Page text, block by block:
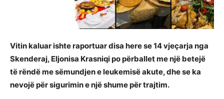
Vitin kaluar ishte raportuar disa here se 14 vjeçarja nga
Skenderaj, Eljonisa Krasniqi po përballet me një betejë
të rëndë me sëmundjen e leukemisë akute, dhe se ka
nevojë për sigurimin e një shume për trajtim.